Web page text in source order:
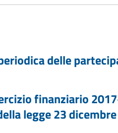
delle
finanziario
legge 23